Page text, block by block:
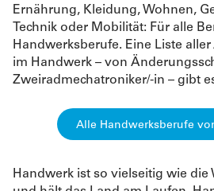
Ernährung, Kleidung, Wohnen,
Technik oder Mobilität: Für alle
Handwerksberufe. Eine Liste
im Handwerk – von
Zweiradmechatroniker/-in – gibt
Alle Handwerksberufe
Handwerk ist so vielseitig wie die